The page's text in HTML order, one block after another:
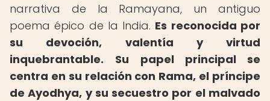
narrativa de la Ramayana, un antiguo
poema épico de la India. Es reconocida por
su devoción, valentía y virtud
inquebrantable.
Su papel principal se
centra en su relación con Rama, el príncipe
de Ayodhya, y su secuestro por el malvado